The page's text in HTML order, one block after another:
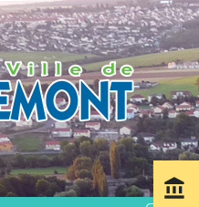
account_balance